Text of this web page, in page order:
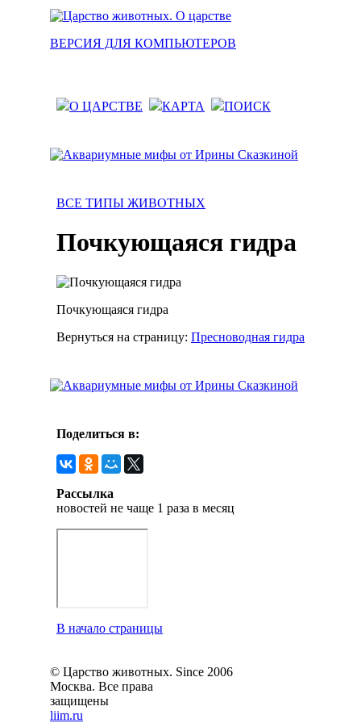
ВЕРСИЯ ДЛЯ КОМПЬЮТЕРОВ
О ЦАРСТВЕ КАРТА ПОИСК
ВСЕ ТИПЫ ЖИВОТНЫХ
Почкующаяся гидра
Почкующаяся гидра
Вернуться на страницу: Пресноводная гидра
Поделиться в:
Рассылка
новостей не чаще 1 раза в месяц
В начало страницы
© Царство животных. Since 2006
Москва. Все права
защищены
liim.ru